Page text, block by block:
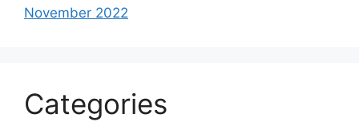
November 2022
Categories